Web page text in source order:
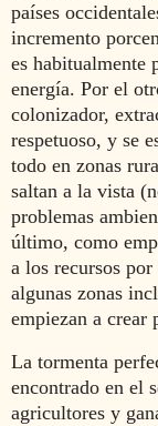
países
incremento
es habitualmente
energía. Por el
colonizador,
respetuoso, y se
todo en zonas
saltan a la vista
problemas
último, como
a los recursos
algunas zonas
empiezan a crear
La tormenta
encontrado en el
agricultores y